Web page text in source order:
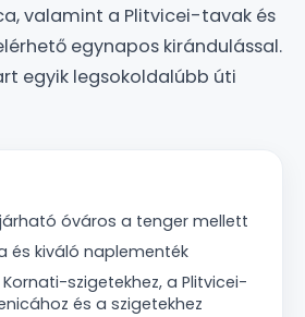
valamint a Plitvicei-tavak és
egynapos kirándulással.
egyik legsokoldalúbb úti
óváros a tenger mellett
és kiváló naplementék
szigetekhez, a Plitvicei-
és a szigetekhez